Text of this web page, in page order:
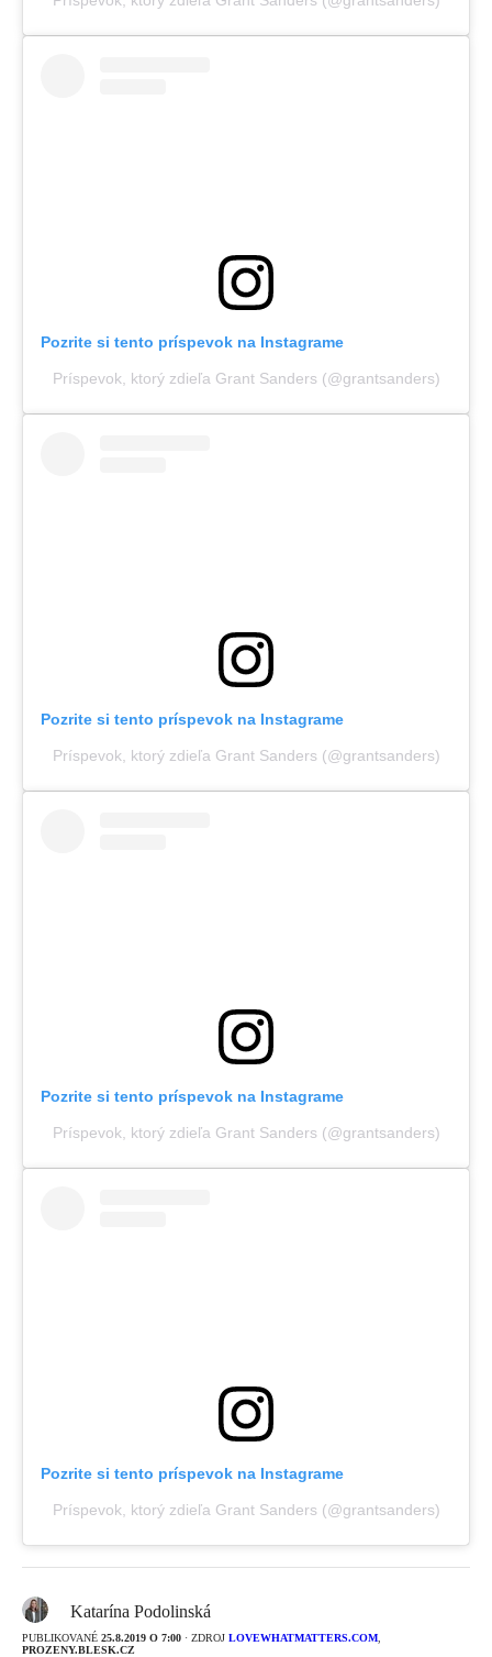
Pozrite si tento príspevok na Instagrame
Príspevok, ktorý zdieľa Grant Sanders (@grantsanders)
Pozrite si tento príspevok na Instagrame
Príspevok, ktorý zdieľa Grant Sanders (@grantsanders)
Pozrite si tento príspevok na Instagrame
Príspevok, ktorý zdieľa Grant Sanders (@grantsanders)
Pozrite si tento príspevok na Instagrame
Príspevok, ktorý zdieľa Grant Sanders (@grantsanders)
Katarína Podolinská
PUBLIKOVANÉ 25.8.2019 O 7:00 · ZDROJ LOVEWHATMATTERS.COM
PROZENY.BLESK.CZ